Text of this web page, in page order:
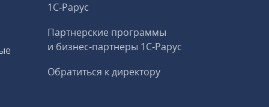
1С‑Рарус
Партнерские программы
и бизнес‑партнеры 1С‑Рарус
Обратиться к директору